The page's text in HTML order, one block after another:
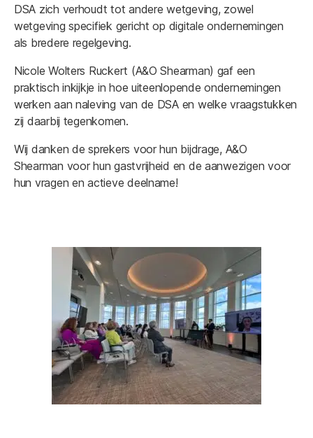
DSA zich verhoudt tot andere wetgeving, zowel
wetgeving specifiek gericht op digitale ondernemingen
als bredere regelgeving.
Nicole Wolters Ruckert (A&O Shearman) gaf een
praktisch inkijkje in hoe uiteenlopende ondernemingen
werken aan naleving van de DSA en welke vraagstukken
zij daarbij tegenkomen.
Wij danken de sprekers voor hun bijdrage, A&O
Shearman voor hun gastvrijheid en de aanwezigen voor
hun vragen en actieve deelname!